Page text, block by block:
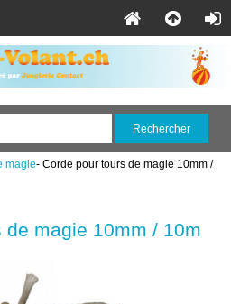
magie- Corde pour tours de magie 10mm /
de magie 10mm / 10m